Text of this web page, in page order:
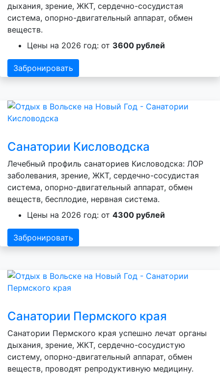
дыхания, зрение, ЖКТ, сердечно-сосудистая
система, опорно-двигательный аппарат, обмен
веществ.
Цены на 2026 год: от 3600 рублей
Забронировать
Санатории Кисловодска
Лечебный профиль санаториев Кисловодска: ЛОР
заболевания, зрение, ЖКТ, сердечно-сосудистая
система, опорно-двигательный аппарат, обмен
веществ, бесплодие, нервная система.
Цены на 2026 год: от 4300 рублей
Забронировать
Санатории Пермского края
Санатории Пермского края успешно лечат органы
дыхания, зрение, ЖКТ, сердечно-сосудистую
систему, опорно-двигательный аппарат, обмен
веществ, проводят репродуктивную медицину.